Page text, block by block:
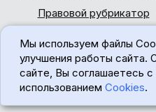
Правовой рубрикатор
©
18+
Мы используем файлы
улучшения работы сайта.
сайте, Вы соглашаетесь с
использованием Cookies.